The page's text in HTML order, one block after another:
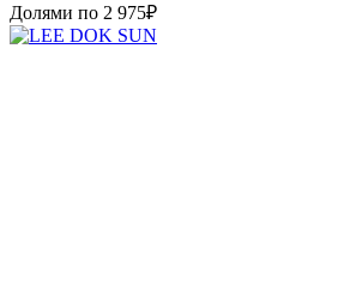
Долями по 2 975₽